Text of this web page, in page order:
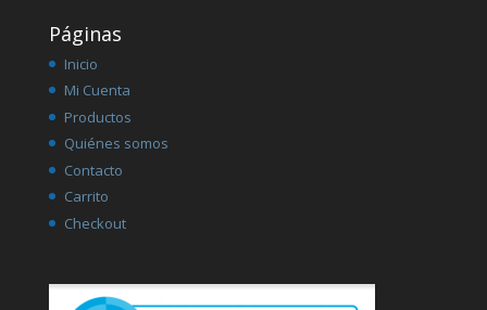
Páginas
Inicio
Mi Cuenta
Productos
Quiénes somos
Contacto
Carrito
Checkout